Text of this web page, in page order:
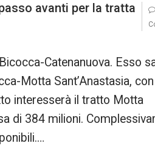
avanti per la tratta
Catenanuova. Esso
Motta Sant’Anastasia,
interesserà il tratto Motta
di 384 milioni.